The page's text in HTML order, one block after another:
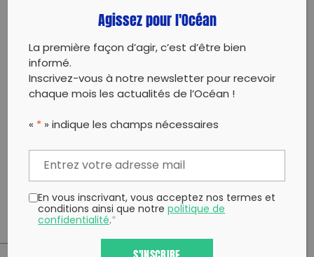
L’association “Les Mains Dans Le Sable” (dans le
cadre du projet 905 km sans déchets) en
(dans le cadre du programme Eau jardin ria d’Etel
2026) organiseront un nettoyage du littoral et une
action de sensibilisation et d’arrachage de Baccharis
à Kergoal à Locoal-Mendon, le samedi 14 mars 2026,
ouverte à Tous.tes
Sacs et pinces fournis, prévoir des gants. Inscriptions
sur place.
Agissez pour l'Océan
La première façon d’agir, c’est d’être bien
informé.
Inscrivez-vous à notre newsletter pour recevoir
chaque mois les actualités de l’Océan !
« * » indique les champs nécessaires
En vous inscrivant, vous acceptez nos termes et
conditions ainsi que notrepolitique de
confidentialité.*